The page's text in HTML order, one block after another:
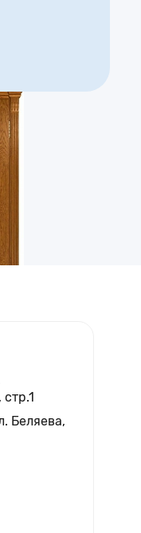
в
Беляева,